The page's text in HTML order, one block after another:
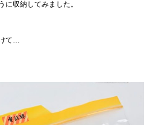
に収納してみました。
て…